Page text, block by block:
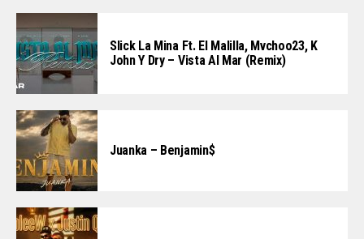
Slick La Mina Ft. El Malilla, Mvchoo23, K
John Y Dry – Vista Al Mar (Remix)
Juanka – Benjamin$